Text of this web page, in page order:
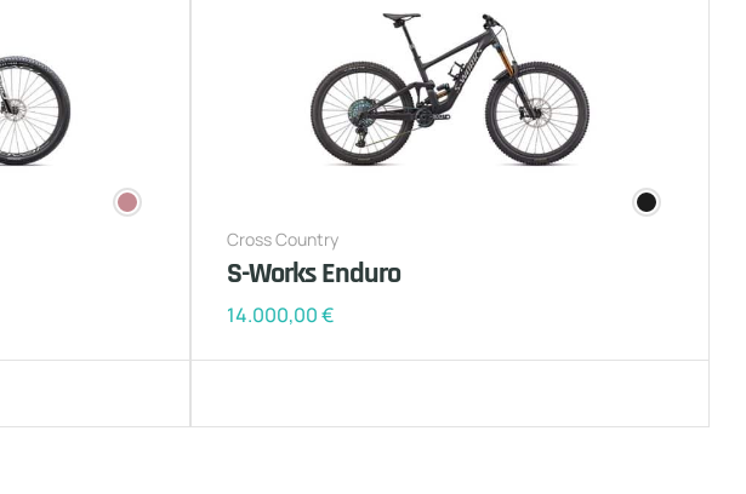
Cross Country
S-Works Enduro
14.000,00€